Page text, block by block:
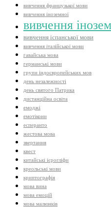
вивчення французької мови
вивчення іноземної
вивчення
вивчення іспанської мови
вивчення італійської мови
гавайська мова
германські мови
групи індоєвропейських мов
день незалежності
день святого Патрика
дистанційна освіта
емоджі
емотікони
есперанто
жестова мова
звертання
квест
китайські ієрогліфи
креольські мови
криптографія
мова вина
мова емоцій
мова малюнків